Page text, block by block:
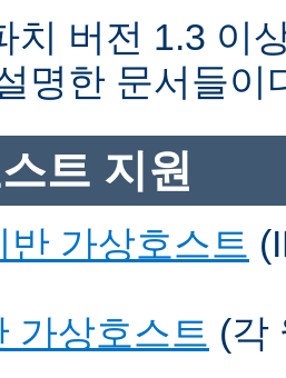
치 버전 1.3 이
명한 문서들이
트 지원
반 가상호스트
가상호스트 (각